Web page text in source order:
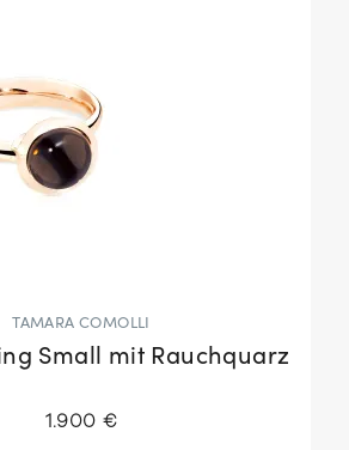
TAMARA COMOLLI
Small mit Rauchquarz
1.900 €